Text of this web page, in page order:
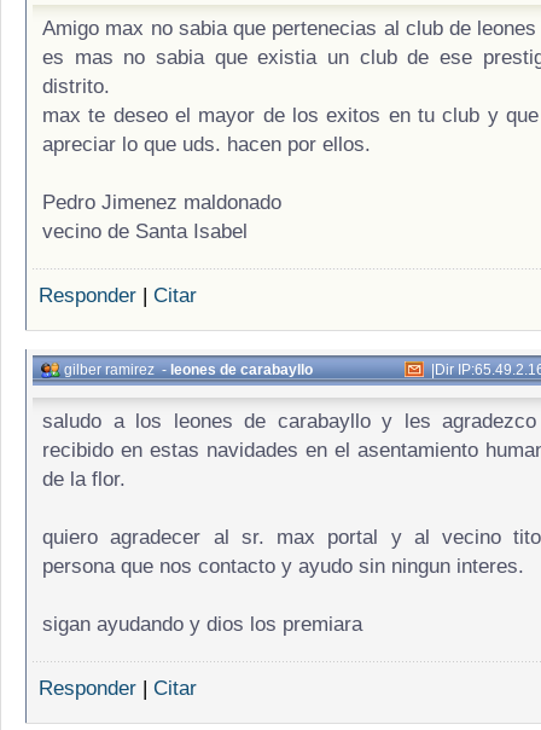
Amigo max no sabia que pertenecias al club de
es mas no sabia que existia un club de ese
distrito.
max te deseo el mayor de los exitos en tu club y
apreciar lo que uds. hacen por ellos.
Pedro Jimenez maldonado
vecino de Santa Isabel
Responder | Citar
gilber ramirez-leones de carabayllo |Dir
saludo a los leones de carabayllo y les
recibido en estas navidades en el asentamiento
de la flor.
quiero agradecer al sr. max portal y al vecino
persona que nos contacto y ayudo sin ningun interes.
sigan ayudando y dios los premiara
Responder | Citar